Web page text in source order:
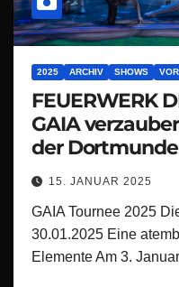
2025 ARCHIV SHOWS
FEUERWERK
GAIA
der
15. JANUAR 2025
GAIA Tournee 2025
30.01.2025 Eine
Elemente Am 3.